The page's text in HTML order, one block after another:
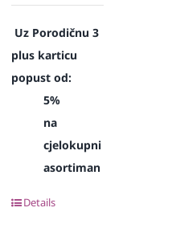
Uz Porodičnu 3
plus karticu
popust od:
5%
na
cjelokupni
asortiman
Details